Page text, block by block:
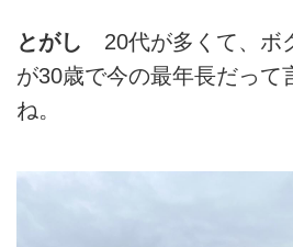
とがし 20代が多くて、ボ
が30歳で今の最年長だって
ね。